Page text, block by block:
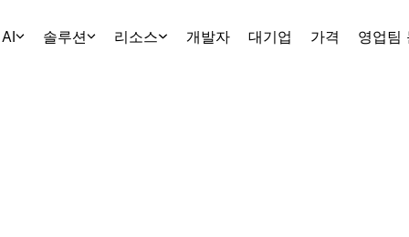
AI 솔루션 리소스 개발자 대기업 가격 영업팀